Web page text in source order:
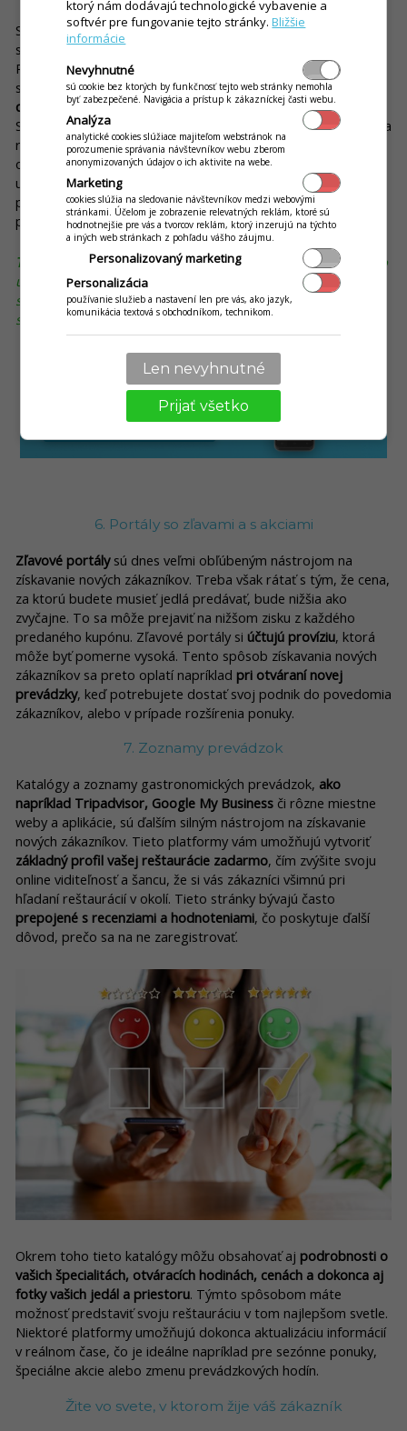
Služby ako Bolt či Wolt sú dnes jednými z najpopulárnejších
spôsobov, ako zabezpečiť rozvoz jedál priamo k zákazníkom.
Pokiaľ ešte nemáte vlastnú donáškovú službu, rozhodne by
ste ju mali zvážiť.Donáškové platformyvámpomôžu nielen s
distribúciou jedál, ale aj s propagáciou vašej reštaurácie
Spolupráca je jednoduchá a efektívna – za províziu zabezpečia
rozvoz a zároveň umožnia zákazníkom rýchlo a pohodlne
objednať jedlo cez mobilné zariadenia. V každom prípade, či
už budete mať rozvoz s propagáciou po vlastnej línii, alebo
prostredníctvom platforiem, rozvoz jedla môže jednoznačne
pomôcť s rozšírením vašej klientely.
TIP: S iKelp POS Mobile je ajdonáška
hračkou. Okrem iného
určite oceníte možnosť jednoduchého prepojenia aplikácie
so všetkými dominantnými portálmi, ako sú vyššie
spomínané platformy Bolt a Wolt.
6. Portály so zľavami a s akciami
Zľavové portálysú dnes veľmi obľúbeným nástrojom na
získavanie nových zákazníkov. Treba však rátať s tým, že cena,
za ktorú budete musieť jedlá predávať, bude nižšia ako
zvyčajne. To sa môže prejaviť na nižšom zisku z každého
predaného kupónu. Zľavové portály si účtujú províziu, ktorá
môže byť pomerne vysoká. Tento spôsob získavania nových
zákazníkov sa preto oplatí napríklad pri otváraní novej
prevádzky, keď potrebujete dostať svoj podnik do povedomia
zákazníkov, alebo v prípade rozšírenia ponuky.
7. Zoznamy prevádzok
Katalógy a zoznamy gastronomických prevádzok, ako
napríklad Tripadvisor, Google My Business či rôzne miestne
weby a aplikácie, sú ďalším silným nástrojom na získavanie
nových zákazníkov. Tieto platformy vám umožňujú vytvoriť
základný profil vašej reštaurácie zadarmo, čím zvýšite svoju
online viditeľnosť a šancu, že si vás zákazníci všimnú pri
hľadaní reštaurácií v okolí. Tieto stránky bývajú často
prepojené s recenziami a hodnoteniami, čo poskytuje ďalší
dôvod, prečo sa na ne zaregistrovať.
Okrem toho tieto katalógy môžu obsahovať aj podrobnosti o
vašich špecialitách, otváracích hodinách, cenách a dokonca aj
fotky vašich jedál a priestoru. Týmto spôsobom máte
možnosť predstaviť svoju reštauráciu v tom najlepšom svetle.
Niektoré platformy umožňujú dokonca aktualizáciu informácií
v reálnom čase, čo je ideálne napríklad pre sezónne ponuky,
špeciálne akcie alebo zmenu prevádzkových hodín.
Žite vo svete, v ktorom žije váš zákazník
ktorý nám dodávajú technologické vybavenie a
softvér pre fungovanie tejto stránky.Bližšie
informácie
Nevyhnutné
sú cookie bez ktorých by funkčnosť tejto web stránky nemohla
byť zabezpečené. Navigácia a prístup k zákazníckej časti webu.
Analýza
analytické cookies slúžiace majiteľom webstránok na
porozumenie správania návštevníkov webu zberom
anonymizovaných údajov o ich aktivite na webe.
Marketing
cookies slúžia na sledovanie návštevníkov medzi webovými
stránkami. Účelom je zobrazenie relevatných reklám, ktoré sú
hodnotnejšie pre vás a tvorcov reklám, ktorý inzerujú na týchto
a iných web stránkach z pohľadu vášho záujmu.
Personalizovaný marketing
Personalizácia
používanie služieb a nastavení len pre vás, ako jazyk,
komunikácia textová s obchodníkom, technikom.
Len nevyhnutné
Prijať všetko